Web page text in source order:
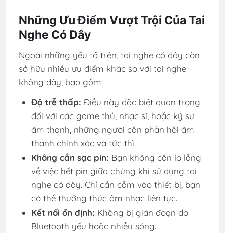
Những Ưu Điểm Vượt Trội Của Tai
Nghe Có Dây
Ngoài những yếu tố trên, tai nghe có dây còn
sở hữu nhiều ưu điểm khác so với tai nghe
không dây, bao gồm:
Độ trễ thấp: Điều này đặc biệt quan trọng
đối với các game thủ, nhạc sĩ, hoặc kỹ sư
âm thanh, những người cần phản hồi âm
thanh chính xác và tức thì.
Không cần sạc pin: Bạn không cần lo lắng
về việc hết pin giữa chừng khi sử dụng tai
nghe có dây. Chỉ cần cắm vào thiết bị, bạn
có thể thưởng thức âm nhạc liên tục.
Kết nối ổn định: Không bị gián đoạn do
Bluetooth yếu hoặc nhiễu sóng.